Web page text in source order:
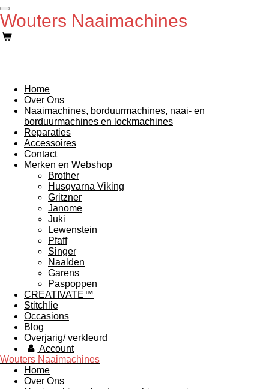
Ga
direct
naar
de
Wouters Naaimachines
Home
Over Ons
Naaimachines, borduurmachines, naai- en
borduurmachines en lockmachines
Reparaties
Accessoires
Contact
Merken en Webshop
Brother
Husqvarna Viking
Gritzner
Janome
Juki
Lewenstein
Pfaff
Singer
Naalden
Garens
Paspoppen
CREATIVATE™
Stitchlie
Occasions
Blog
Overjarig/ verkleurd
Account
Wouters Naaimachines
Home
Over Ons